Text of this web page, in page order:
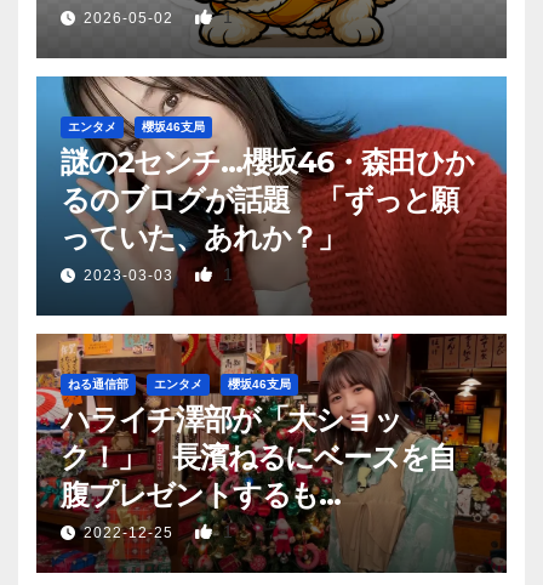
2026-05-02 1
エンタメ 櫻坂46支局
謎の2センチ…櫻坂46・森田ひか
るのブログが話題 「ずっと願
っていた、あれか？」
2023-03-03 1
ねる通信部 エンタメ 櫻坂46支局
ハライチ澤部が「大ショッ
ク！」 長濱ねるにベースを自
腹プレゼントするも…
2022-12-25 1